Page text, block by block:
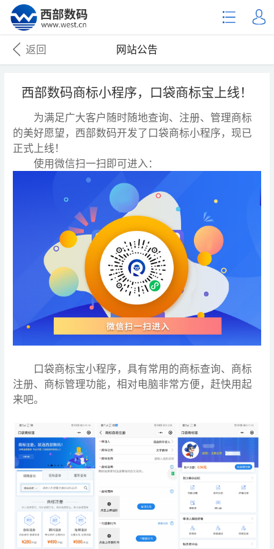
网站公告
返回
西部数码商标小程序，口袋商标宝上线！
为满足广大客户随时随地查询、注册、管理商标
的美好愿望，西部数码开发了口袋商标小程序，现已
正式上线！
使用微信扫一扫即可进入：
口袋商标宝小程序，具有常用的商标查询、商标
注册、商标管理功能，相对电脑非常方便，赶快用起
来吧。